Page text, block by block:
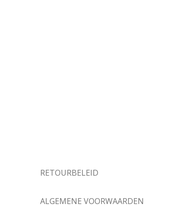
RETOURBELEID
ALGEMENE VOORWAARDEN